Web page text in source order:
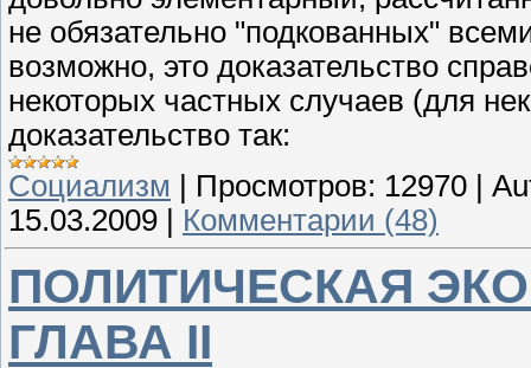
не обязательно "подкованных"
возможно, это доказательство
некоторых частных случаев (для
доказательство так:
Социализм | Просмотров: 12970 |
15.03.2009 | Комментарии (48)
ПОЛИТИЧЕСКАЯ
ГЛАВА II